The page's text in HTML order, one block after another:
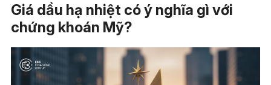
Giá dầu hạ nhiệt có ý nghĩa gì với
chứng khoán Mỹ?